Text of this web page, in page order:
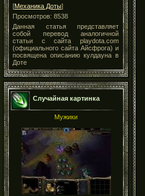
[Механика Доты]
Просмотров: 8538
Данная статья представляет
собой перевод аналогичной
статьи с сайта playdota.com
(официального сайта Айсфрога) и
посвящена описанию кулдауна в
Доте
Случайная картинка
Мужики